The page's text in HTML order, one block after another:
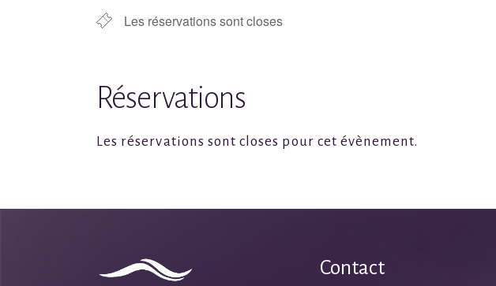
Les réservations sont closes
Réservations
Les réservations sont closes pour cet évènement.
Contact